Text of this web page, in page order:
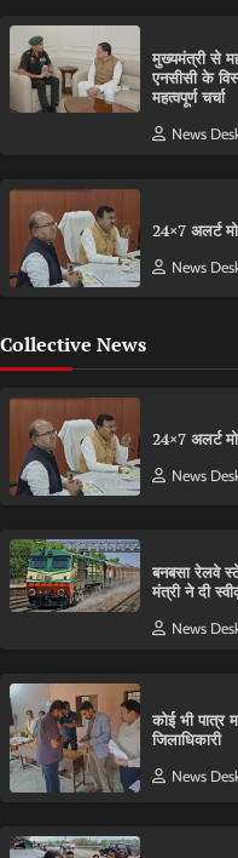
मुख्यमंत्री से
एनसीसी के
महत्वपूर्ण चर्चा
News
24×7 अलर्ट
News
Collective News
24×7 अलर्ट
News
बनबसा रेलवे
मंत्री ने दी
News
कोई भी पात्र
जिलाधिकारी
News